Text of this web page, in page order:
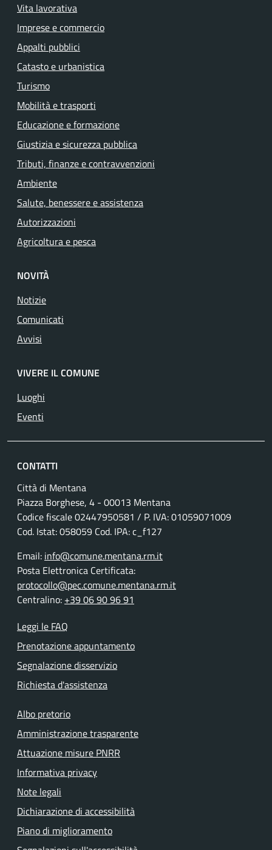
Vita lavorativa
Imprese e commercio
Appalti pubblici
Catasto e urbanistica
Turismo
Mobilità e trasporti
Educazione e formazione
Giustizia e sicurezza pubblica
Tributi, finanze e contravvenzioni
Ambiente
Salute, benessere e assistenza
Autorizzazioni
Agricoltura e pesca
NOVITÀ
Notizie
Comunicati
Avvisi
VIVERE IL COMUNE
Luoghi
Eventi
CONTATTI
Città di Mentana
Piazza Borghese, 4 - 00013 Mentana
Codice fiscale02447950581 / P. IVA:01059071009
Cod. Istat: 058059 Cod. IPA: c_f127
Email: info@comune.mentana.rm.it
Posta Elettronica Certificata:
protocollo@pec.comune.mentana.rm.it
Centralino: +39 06 90 96 91
Leggi le FAQ
Prenotazione appuntamento
Segnalazione disservizio
Richiesta d'assistenza
Albo pretorio
Amministrazione trasparente
Attuazione misure PNRR
Informativa privacy
Note legali
Dichiarazione di accessibilità
Piano di miglioramento